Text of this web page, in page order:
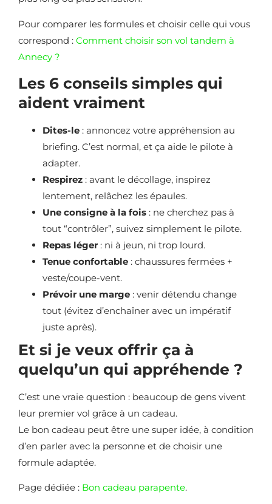
Pour comparer les formules et choisir celle qui vous
correspond : Comment choisir son vol tandem à
Annecy ?
Les 6 conseils simples qui
aident vraiment
Dites-le : annoncez votre appréhension au
briefing. C’est normal, et ça aide le pilote à
adapter.
Respirez : avant le décollage, inspirez
lentement, relâchez les épaules.
Une consigne à la fois : ne cherchez pas à
tout “contrôler”, suivez simplement le pilote.
Repas léger : ni à jeun, ni trop lourd.
Tenue confortable : chaussures fermées +
veste/coupe-vent.
Prévoir une marge : venir détendu change
tout (évitez d’enchaîner avec un impératif
juste après).
Et si je veux offrir ça à
quelqu’un qui appréhende ?
C’est une vraie question : beaucoup de gens vivent
leur premier vol grâce à un cadeau.
Le bon cadeau peut être une super idée, à condition
d’en parler avec la personne et de choisir une
formule adaptée.
Page dédiée : Bon cadeau parapente.